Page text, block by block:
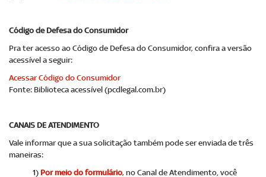
Código de Defesa do Consumidor
Pra ter acesso ao Código de Defesa do Consumidor, confira a versão
acessível a seguir:
Acessar Código do Consumidor
Fonte: Biblioteca acessível (pcdlegal.com.br)
CANAIS DE ATENDIMENTO
Vale informar que a sua solicitação também pode ser enviada de três
maneiras:
1) Por meio do formulário, no Canal de Atendimento, você